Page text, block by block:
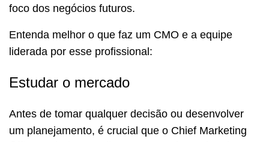
foco dos negócios futuros.
Entenda melhor o que faz um CMO e a equipe
liderada por esse profissional:
Estudar o mercado
Antes de tomar qualquer decisão ou desenvolver
um planejamento, é crucial que o Chief Marketing